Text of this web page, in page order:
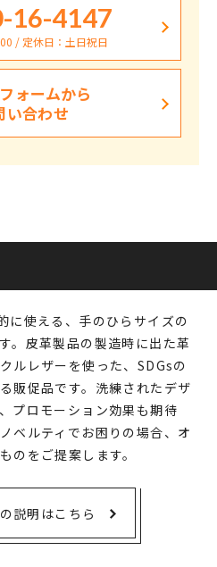
16-4147
/ 定休日：土日祝日
ォームから
い合わせ
に使える、手のひらサイズの
。皮革製品の製造時に出た革
ルレザーを使った、SDGsの
販促品です。洗練されたデザ
プロモーション効果も期待
ベルティでお困りの場合、オ
のをご提案します。
説明はこちら